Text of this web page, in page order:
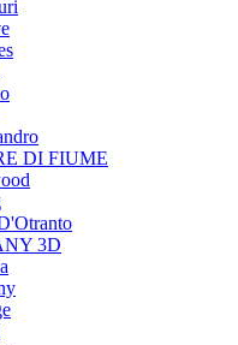
DI FIUME
3D